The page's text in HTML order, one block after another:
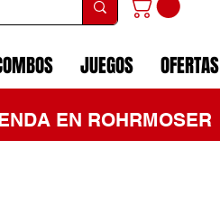
JUEGOS OFERTAS
EN ROHRMOSER